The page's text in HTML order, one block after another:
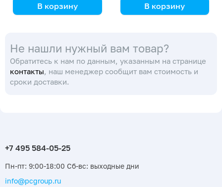
В корзину
160 200) (Simax)
В корзину
160 080) (Simax)
Не нашли нужный вам товар?
Обратитесь к нам по данным, указанным на странице
контакты, наш менеджер сообщит вам стоимость и
сроки доставки.
Пн-пт: 9:00-18:00 Сб-вс: выходные дни
info@pcgroup.ru